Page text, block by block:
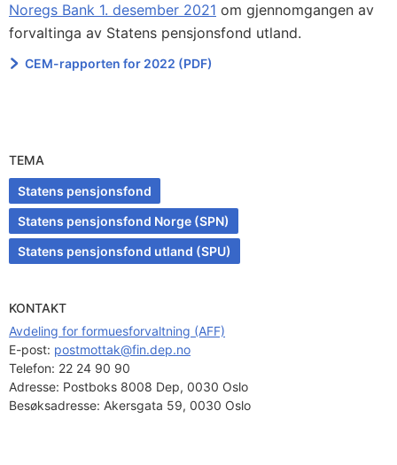
Noregs Bank 1. desember 2021 om gjennomgangen av
forvaltinga av Statens pensjonsfond utland.
CEM-rapporten for 2022 (PDF)
TEMA
Statens pensjonsfond
Statens pensjonsfond Norge (SPN)
Statens pensjonsfond utland (SPU)
KONTAKT
Avdeling for formuesforvaltning (AFF)
E-post: postmottak@fin.dep.no
Telefon: 22 24 90 90
Adresse: Postboks 8008 Dep, 0030 Oslo
Besøksadresse: Akersgata 59, 0030 Oslo